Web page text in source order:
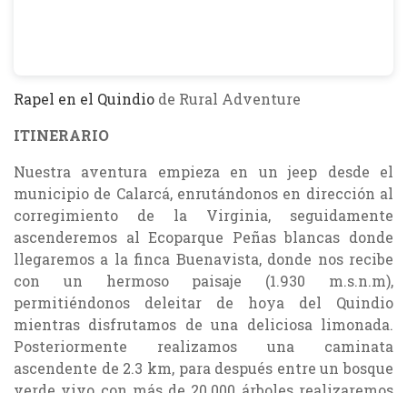
Rapel en el Quindio de Rural Adventure
ITINERARIO
Nuestra aventura empieza en un jeep desde el
municipio de Calarcá, enrutándonos en dirección al
corregimiento de la Virginia, seguidamente
ascenderemos al Ecoparque Peñas blancas donde
llegaremos a la finca Buenavista, donde nos recibe
con un hermoso paisaje (1.930 m.s.n.m),
permitiéndonos deleitar de hoya del Quindio
mientras disfrutamos de una deliciosa limonada.
Posteriormente realizamos una caminata
ascendente de 2.3 km, para después entre un bosque